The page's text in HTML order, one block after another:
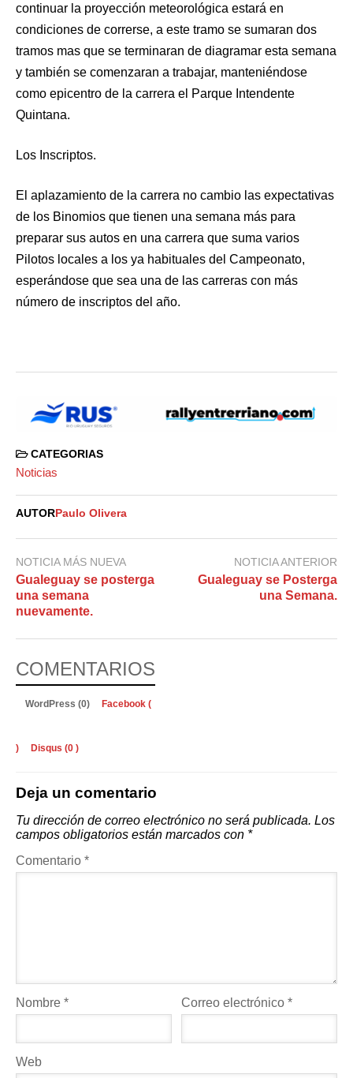
continuar la proyección meteorológica estará en
condiciones de correrse, a este tramo se sumaran dos
tramos mas que se terminaran de diagramar esta semana
y también se comenzaran a trabajar, manteniéndose
como epicentro de la carrera el Parque Intendente
Quintana.
Los Inscriptos.
El aplazamiento de la carrera no cambio las expectativas
de los Binomios que tienen una semana más para
preparar sus autos en una carrera que suma varios
Pilotos locales a los ya habituales del Campeonato,
esperándose que sea una de las carreras con más
número de inscriptos del año.
CATEGORIAS
Noticias
AUTOR Paulo Olivera
NOTICIA MÁS NUEVA
Gualeguay se posterga
una semana
nuevamente.
NOTICIA ANTERIOR
Gualeguay se Posterga
una Semana.
COMENTARIOS
WordPress (0) Facebook (
) Disqus (0 )
Deja un comentario
Tu dirección de correo electrónico no será publicada. Los
campos obligatorios están marcados con *
Comentario *
Nombre * Correo electrónico*
Web